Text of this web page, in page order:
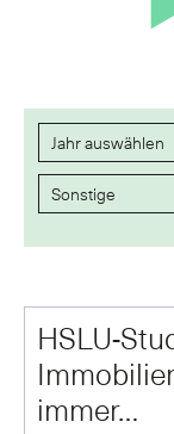
HSLU-
immer…